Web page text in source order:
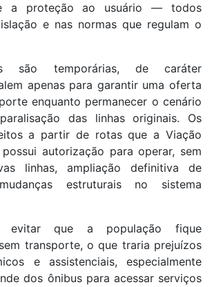
a proteção ao usuário — todos
e nas normas que regulam o
são temporárias, de caráter
apenas para garantir uma oferta
enquanto permanecer o cenário
das linhas originais. Os
a partir de rotas que a Viação
autorização para operar, sem
linhas, ampliação definitiva de
estruturais no sistema
que a população fique
transporte, o que traria prejuízos
e assistenciais, especialmente
dos ônibus para acessar serviços